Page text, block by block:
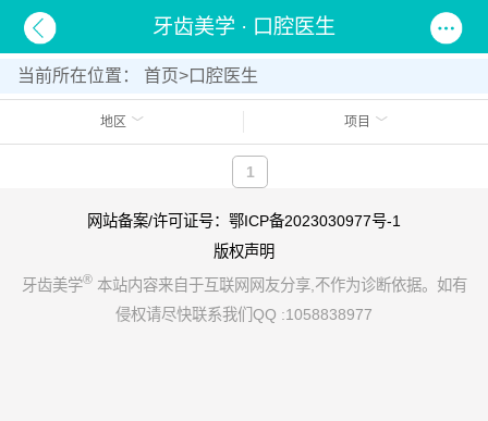
牙齿美学 · 口腔医生
当前所在位置： 首页>口腔医生
地区 项目
1
网站备案/许可证号：鄂ICP备2023030977号-1
版权声明
牙齿美学®本站内容来自于互联网网友分享,不作为诊断依据。如有
侵权请尽快联系我们QQ :1058838977